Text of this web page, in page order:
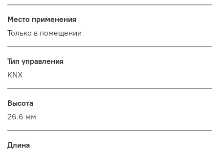
Место применения
Только в помещении
Тип управления
KNX
Высота
26.6 мм
Длина